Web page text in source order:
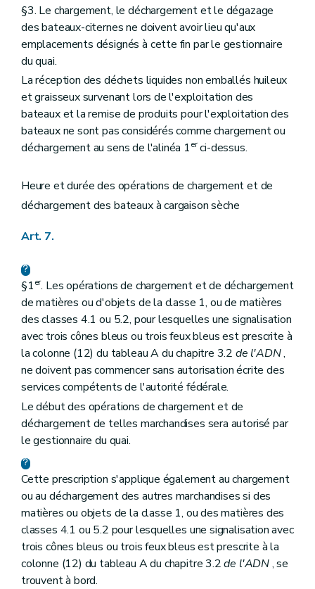
§3. Le chargement, le déchargement et le dégazage
des bateaux-citernes ne doivent avoir lieu qu'aux
emplacements désignés à cette fin par le gestionnaire
du quai.
La réception des déchets liquides non emballés huileux
et graisseux survenant lors de l'exploitation des
bateaux et la remise de produits pour l'exploitation des
bateaux ne sont pas considérés comme chargement ou
déchargement au sens de l'alinéa 1erci-dessus.
Heure et durée des opérations de chargement et de
déchargement des bateaux à cargaison sèche
Art. 7.
§1er. Les opérations de chargement et de déchargement
de matières ou d'objets de la classe 1, ou de matières
des classes 4.1 ou 5.2, pour lesquelles une signalisation
avec trois cônes bleus ou trois feux bleus est prescrite à
la colonne (12) du tableau A du chapitre 3.2 de l'ADN,
ne doivent pas commencer sans autorisation écrite des
services compétents de l'autorité fédérale.
Le début des opérations de chargement et de
déchargement de telles marchandises sera autorisé par
le gestionnaire du quai.
Cette prescription s'applique également au chargement
ou au déchargement des autres marchandises si des
matières ou objets de la classe 1, ou des matières des
classes 4.1 ou 5.2 pour lesquelles une signalisation avec
trois cônes bleus ou trois feux bleus est prescrite à la
colonne (12) du tableau A du chapitre 3.2de l'ADN, se
trouvent à bord.